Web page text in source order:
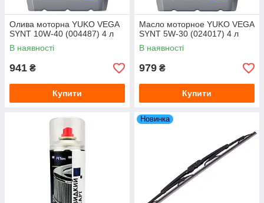
Олива моторна YUKO VEGA
SYNT 10W-40 (004487) 4 л
В наявності
941 ₴
Купити
Масло моторное YUKO VEGA
SYNT 5W‑30 (024017) 4 л
В наявності
979 ₴
Купити
Новинка